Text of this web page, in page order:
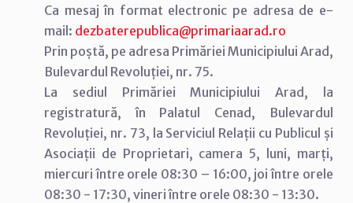
Ca mesaj în format electronic pe adresa de e-
mail: dezbaterepublica@primariaarad.ro
Prin poștă, pe adresa Primăriei Municipiului Arad,
Bulevardul Revoluției, nr. 75.
La sediul Primăriei Municipiului Arad, la
registratură, în Palatul Cenad, Bulevardul
Revoluției, nr. 73, la Serviciul Relații cu Publicul și
Asociații de Proprietari, camera 5, luni, marți,
miercuri între orele 08:30 – 16:00, joi între orele
08:30 - 17:30, vineri între orele 08:30 - 13:30.